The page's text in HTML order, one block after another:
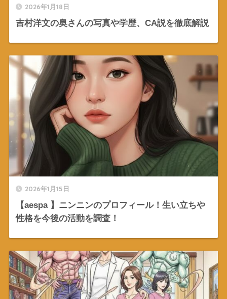
2026年1月18日
吉村洋文の奥さんの写真や学歴、CA説を徹底解説
2026年1月15日
【aespa 】ニンニンのプロフィール！生い立ちや
性格を今後の活動を調査！